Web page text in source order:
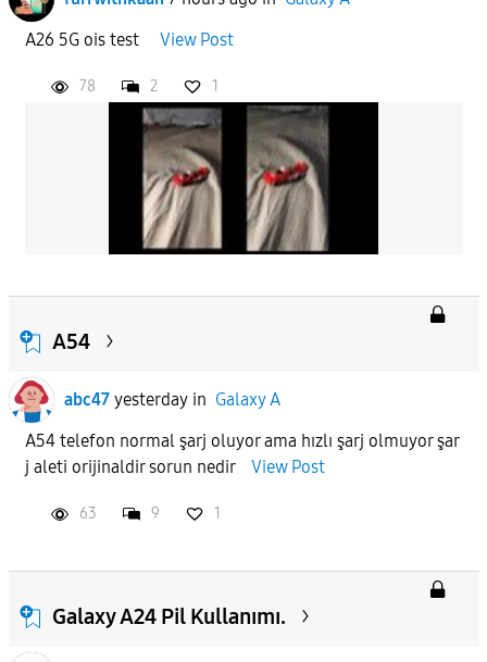
To
A26 5G ois test View Post
78 2 1
A54
abc47 yesterdayin Galaxy A
A54 telefon normal şarj oluyor ama hızlı şarj olmuyor şar
j aleti orijinaldir sorun nedir View Post
63 9 1
Galaxy A24 Pil Kullanımı.